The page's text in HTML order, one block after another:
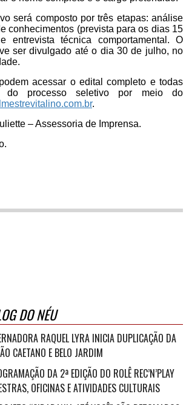
será composto por três etapas: análise
conhecimentos (prevista para os dias 15
técnica comportamental. O
ser divulgado até o dia 30 de julho, no
acessar o edital completo e todas
do processo seletivo por meio do
com.br.
– Assessoria de Imprensa.
DO NÉU
RAQUEL LYRA INICIA DUPLICAÇÃO DA
CAETANO E BELO JARDIM
DA 2ª EDIÇÃO DO ROLÊ REC’N’PLAY
OFICINAS E ATIVIDADES CULTURAIS